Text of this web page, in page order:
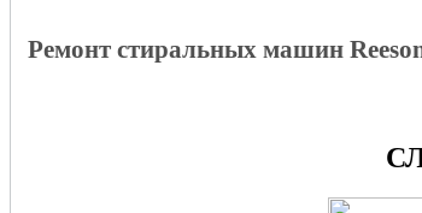
Ремонт стиральных машин